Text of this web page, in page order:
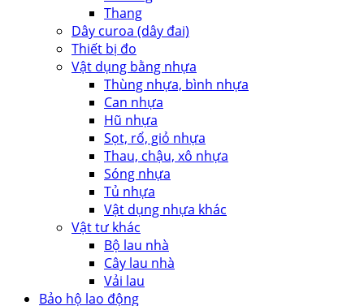
Thang
Dây curoa (dây đai)
Thiết bị đo
Vật dụng bằng nhựa
Thùng nhựa, bình nhựa
Can nhựa
Hũ nhựa
Sọt, rổ, giỏ nhựa
Thau, chậu, xô nhựa
Sóng nhựa
Tủ nhựa
Vật dụng nhựa khác
Vật tư khác
Bộ lau nhà
Cây lau nhà
Vải lau
Bảo hộ lao động